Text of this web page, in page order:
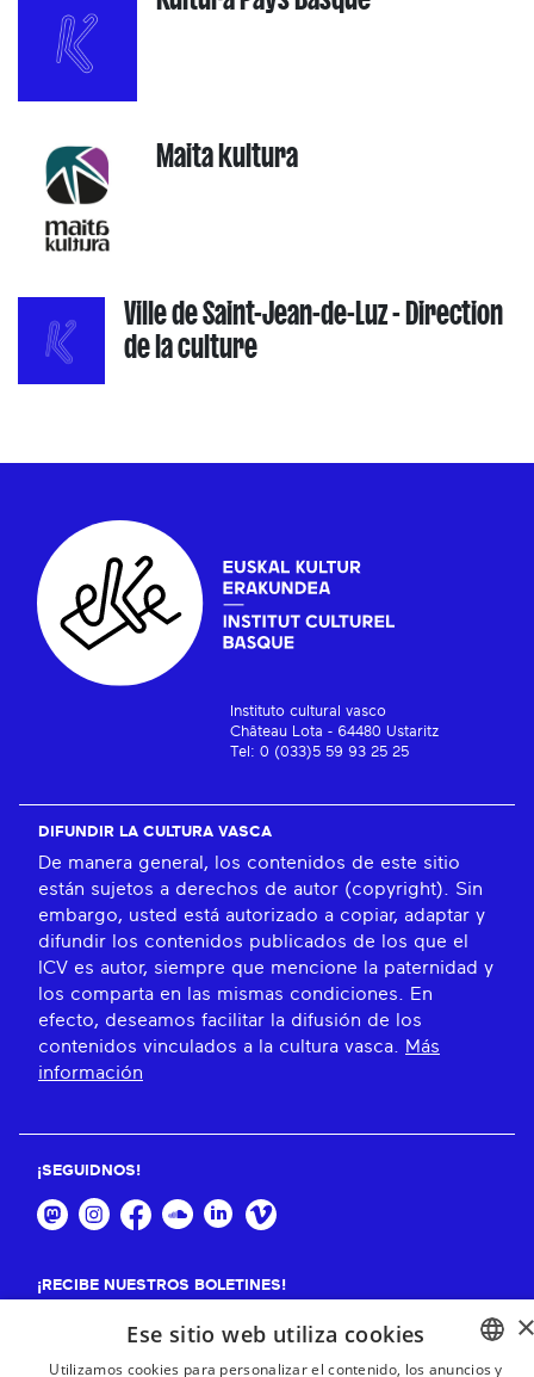
Maita kultura
Ville de Saint-Jean-de-Luz - Direction
de la culture
Instituto cultural vasco
Château Lota - 64480 Ustaritz
Tel: 0 (033)5 59 93 25 25
DIFUNDIR LA CULTURA VASCA
De manera general, los contenidos de este sitio
están sujetos a derechos de autor (copyright). Sin
embargo, usted está autorizado a copiar, adaptar y
difundir los contenidos publicados de los que el
ICV es autor, siempre que mencione la paternidad y
los comparta en las mismas condiciones. En
efecto, deseamos facilitar la difusión de los
contenidos vinculados a la cultura vasca. Más
información
¡SEGUIDNOS!
¡RECIBE NUESTROS BOLETINES!
Suscribirse
Ese sitio web utiliza cookies
Utilizamos cookies para personalizar el contenido, los anuncios y